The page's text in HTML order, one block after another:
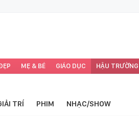
MẸ & BÉ GIÁO DỤC HẬU TRƯỜNG
TRÍ PHIM NHẠC/SHOW